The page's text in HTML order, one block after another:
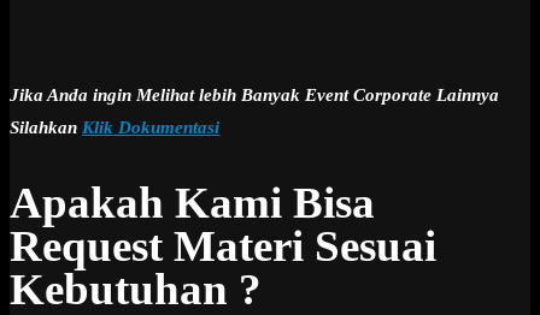
Jika Anda ingin Melihat lebih Banyak Event Corporate Lainnya
Silahkan Klik Dokumentasi
Apakah Kami Bisa
Request Materi Sesuai
Kebutuhan ?